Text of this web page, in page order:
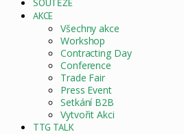
SOUTĚŽE
AKCE
Všechny akce
Workshop
Contracting Day
Conference
Trade Fair
Press Event
Setkání B2B
Vytvořit Akci
TTG TALK